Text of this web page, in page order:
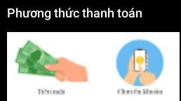
Phương thức thanh toán